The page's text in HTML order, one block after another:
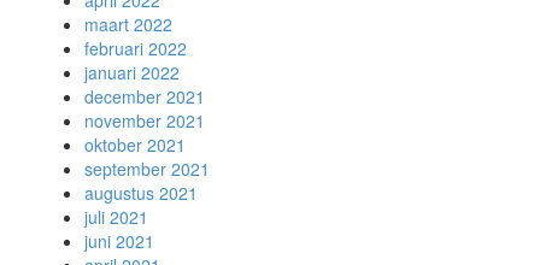
maart 2022
februari 2022
januari 2022
december 2021
november 2021
oktober 2021
september 2021
augustus 2021
juli 2021
juni 2021